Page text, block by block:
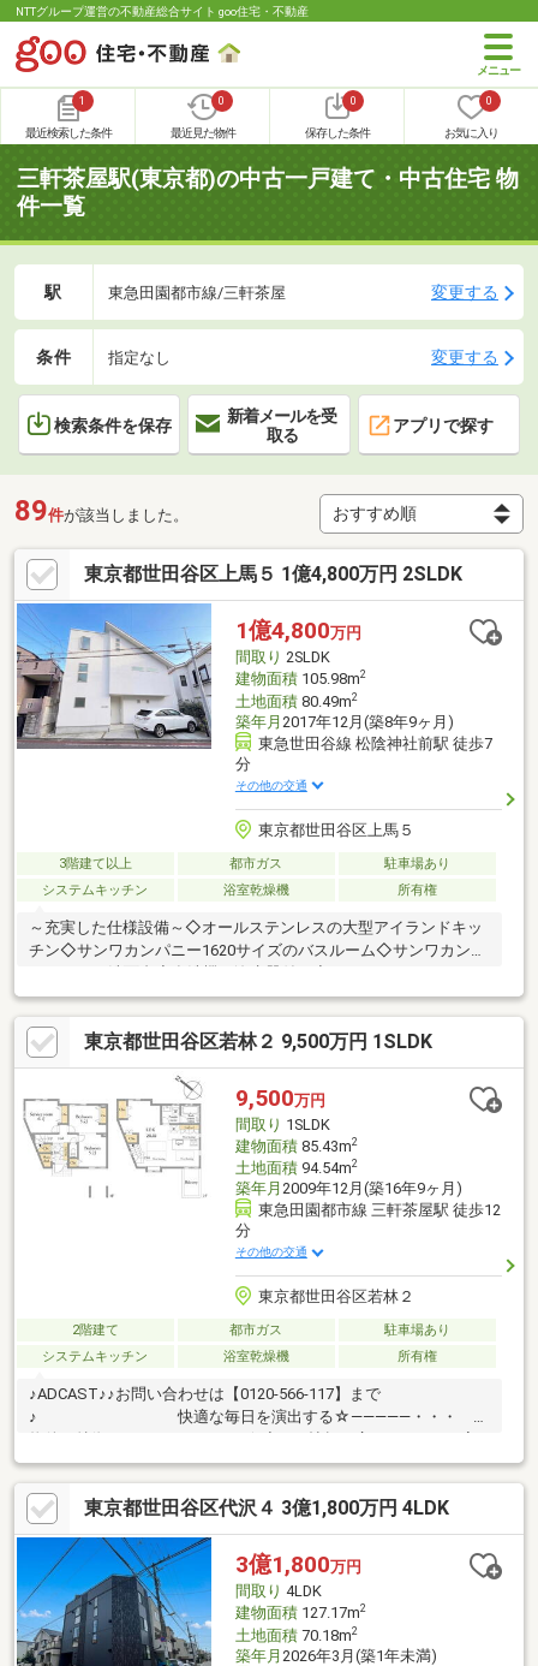
NTTグループ運営の不動産総合サイト goo住宅・不動産
1
最近検索した条件
0
最近見た物件
0
保存した条件
0
お気に入り
三軒茶屋駅(東京都)の中古一戸建て・中古住宅 物
件一覧
駅 東急田園都市線/三軒茶屋 変更する
条件 指定なし 変更する
検索条件を保存
新着メールを受
取る
アプリで探す
89件が該当しました。
東京都世田谷区上馬５ 1億4,800万円 2SLDK
1億4,800万円
間取り 2SLDK
建物面積105.98m2
土地面積80.49m2
築年月 2017年12月(築8年9ヶ月)
東急世田谷線 松陰神社前駅 徒歩7
分
その他の交通
東京都世田谷区上馬５
3階建て以上 都市ガス
駐車場あり
システムキッチン
浴室乾燥機 所有権
～充実した仕様設備～◇オールステンレスの大型アイランドキッ
チン◇サンワカンパニー1620サイズのバスルーム◇サンワカンパ
イプタンクレストイレこだわりの詰まった素敵な注文住宅です。
閑静な住宅エリアながら「三軒茶屋」駅や「駒沢大学」駅も徒歩
圏内、スーパーやコンビニ等も点在しており、生活利便性が高い
住環境です。まずはお気軽に現地をご覧下さいませ。物件の詳細
について、ご見学希望のお客様は下記番号までお気軽にご連絡下
さい。お問い合わせ専用フリーダイヤル 【0120-104-633】
東京都世田谷区若林２ 9,500万円 1SLDK
9,500万円
間取り 1SLDK
建物面積85.43m2
土地面積94.54m2
築年月 2009年12月(築16年9ヶ月)
東急田園都市線 三軒茶屋駅 徒歩12
分
その他の交通
東京都世田谷区若林２
2階建て 都市ガス
駐車場あり
システムキッチン
浴室乾燥機 所有権
♪ADCAST♪♪お問い合わせは【0120-566-117】まで
♪ 快適な毎日を演出する☆―――――・・・
族の笑顔が集まる開放的な空間◇各居室もゆとりの5帖以上を確
保し、プライベートな時間も快適に◆自然を感じながらお子様を
のびのびと育める充実した住環境です◇「三軒茶屋」駅 徒歩13分
の好立地。感度の高い街並みを日常使いし、都心へのアクセスも
スムーズですまずは、現地をご案内させていただきます！
☆―――――・・・ ―☆― ・・・―――――☆
東京都世田谷区代沢４ 3億1,800万円 4LDK
3億1,800万円
間取り 4LDK
建物面積127.17m2
土地面積70.18m2
築年月 2026年3月(築1年未満)